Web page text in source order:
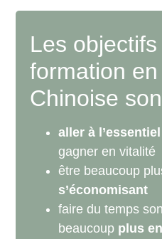
Les
formation
Chinoise
aller à
gagner en vitalité
être beaucoup
s’économisant
faire du temps
beaucoup plus